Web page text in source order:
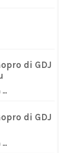
di GDJ
di GDJ